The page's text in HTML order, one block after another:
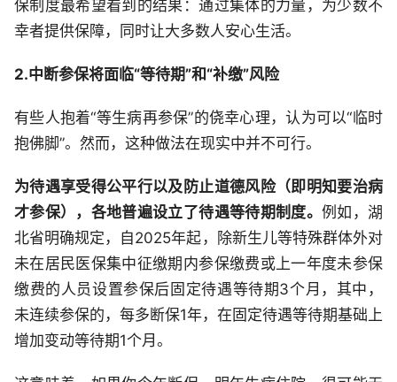
保制度最希望看到的结果：通过集体的力量，为少数不
幸者提供保障，同时让大多数人安心生活。
2.中断参保将面临“等待期”和“补缴”风险
有些人抱着“等生病再参保”的侥幸心理，认为可以“临时
抱佛脚”。然而，这种做法在现实中并不可行。
为待遇享受得公平行以及防止道德风险（即明知要治病
才参保），各地普遍设立了待遇等待期制度。 例如，湖
北省明确规定，自2025年起，除新生儿等特殊群体外对
未在居民医保集中征缴期内参保缴费或上一年度未参保
缴费的人员设置参保后固定待遇等待期3个月，其中，
未连续参保的，每多断保1年，在固定待遇等待期基础上
增加变动等待期1个月。